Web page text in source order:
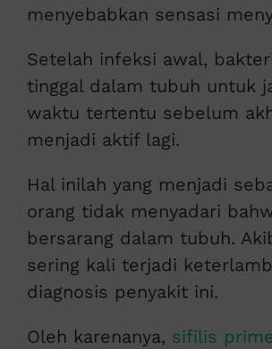
menyebabkan sensasi
Setelah infeksi awal,
tinggal dalam tubuh untuk
waktu tertentu sebelum
menjadi aktif lagi.
Hal inilah yang menjadi
orang tidak menyadari
bersarang dalam tubuh.
sering kali terjadi
diagnosis penyakit ini.
Oleh karenanya, sifilis